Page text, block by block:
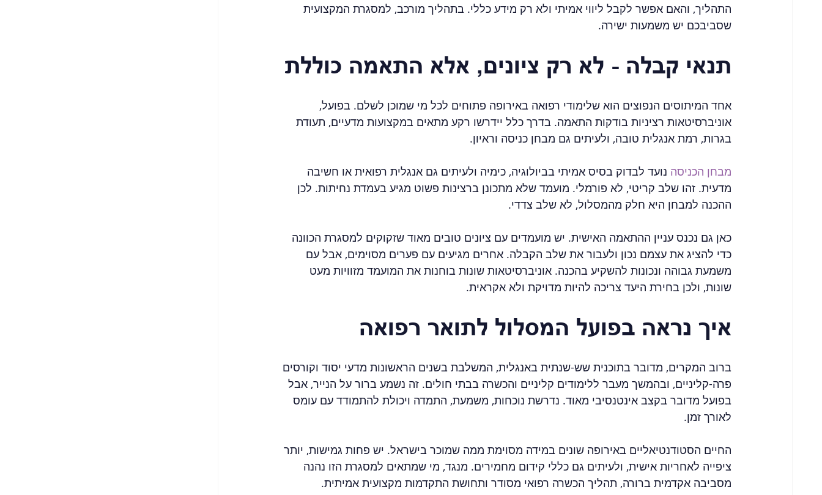
התהליך, והאם אפשר לקבל ליווי אמיתי ולא רק מידע כללי. בתהליך מורכב, למסגרת המקצועית
שסביבכם יש משמעות ישירה.
תנאי קבלה - לא רק ציונים, אלא התאמה כוללת
אחד המיתוסים הנפוצים הוא שלימודי רפואה באירופה פתוחים לכל מי שמוכן לשלם. בפועל,
אוניברסיטאות רציניות בודקות התאמה. בדרך כלל יידרשו רקע מתאים במקצועות מדעיים, תעודת
בגרות, רמת אנגלית טובה, ולעיתים גם מבחן כניסה וראיון.
מבחן הכניסה נועד לבדוק בסיס אמיתי בביולוגיה, כימיה ולעיתים גם אנגלית רפואית או חשיבה
מדעית. זהו שלב קריטי, לא פורמלי. מועמד שלא מתכונן ברצינות פשוט מגיע בעמדת נחיתות. לכן
ההכנה למבחן היא חלק מהמסלול, לא שלב צדדי.
כאן גם נכנס עניין ההתאמה האישית. יש מועמדים עם ציונים טובים מאוד שזקוקים למסגרת הכוונה
כדי להציג את עצמם נכון ולעבור את שלב הקבלה. אחרים מגיעים עם פערים מסוימים, אבל עם
משמעת גבוהה ונכונות להשקיע בהכנה. אוניברסיטאות שונות בוחנות את המועמד מזוויות מעט
שונות, ולכן בחירת היעד צריכה להיות מדויקת ולא אקראית.
איך נראה בפועל המסלול לתואר רפואה
ברוב המקרים, מדובר בתוכנית שש-שנתית באנגלית, המשלבת בשנים הראשונות מדעי יסוד וקורסים
פרה-קליניים, ובהמשך מעבר ללימודים קליניים והכשרה בבתי חולים. זה נשמע ברור על הנייר, אבל
בפועל מדובר בקצב אינטנסיבי מאוד. נדרשת נוכחות, משמעת, התמדה ויכולת להתמודד עם עומס
לאורך זמן.
החיים הסטודנטיאליים באירופה שונים במידה מסוימת ממה שמוכר בישראל. יש פחות גמישות, יותר
ציפייה לאחריות אישית, ולעיתים גם כללי קידום מחמירים. מנגד, מי שמתאים למסגרת הזו נהנה
מסביבה אקדמית ברורה, תהליך הכשרה רפואי מסודר ותחושת התקדמות מקצועית אמיתית.